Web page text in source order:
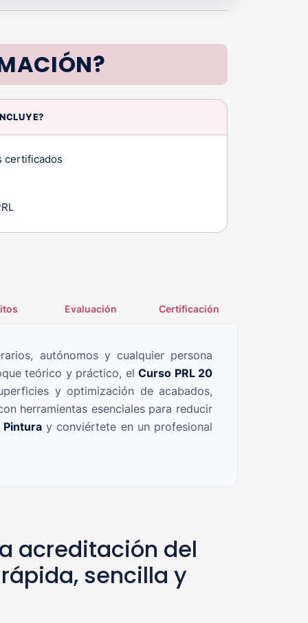
certificados
Evaluación Certificación
autónomos y cualquier persona
teórico y práctico, elCurso PRL 20
y optimización de acabados,
herramientas esenciales para reducir
Pintura y conviértete en un profesional
acreditación del
sencilla y